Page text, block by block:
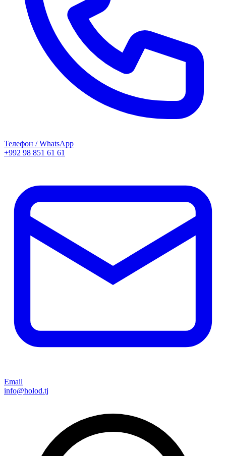
Телефон / WhatsApp
+992 98 851 61 61
Email
info@holod.tj